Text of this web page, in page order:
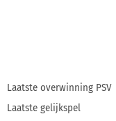
Laatste overwinning PSV
Laatste gelijkspel